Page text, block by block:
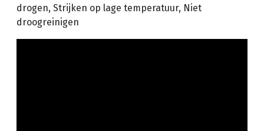
drogen, Strijken op lage temperatuur, Niet
droogreinigen